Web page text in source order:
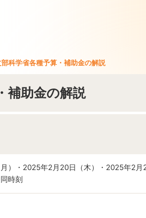
科学省各種予算・補助金の解説
補助金の解説
）・2025年2月20日（木）・2025年2月
時刻